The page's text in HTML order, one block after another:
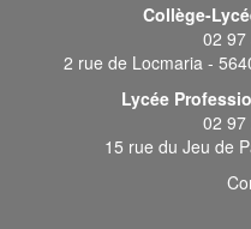
Collège-
02 97
2 rue de Locmaria -
Lycée
02 97
15 rue du Jeu de